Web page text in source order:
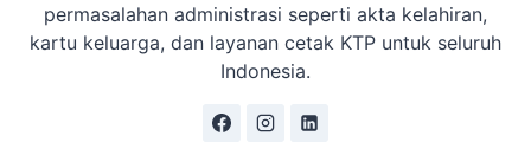
permasalahan administrasi seperti akta kelahiran,
kartu keluarga, dan layanan cetak KTP untuk seluruh
Indonesia.